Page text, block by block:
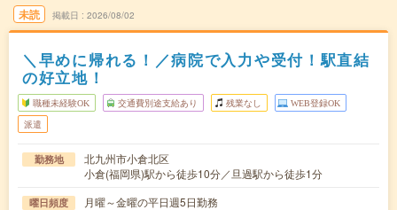
未読 掲載日 2026/08/02
＼早めに帰れる！／病院で入力や受付！駅直結
の好立地！
職種未経験OK 交通費別途支給あり 残業なし WEB登録OK
派遣
勤務地
北九州市小倉北区
小倉(福岡県)駅から徒歩10分／旦過駅から徒歩1分
曜日頻度 月曜～金曜の平日週5日勤務